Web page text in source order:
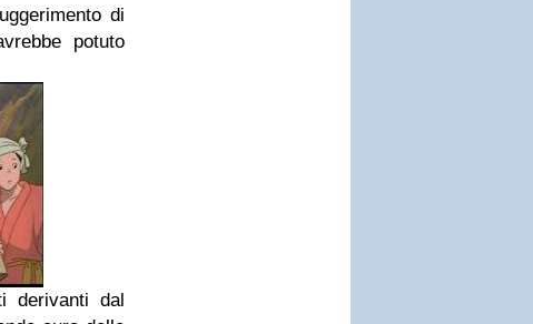
di
potuto
derivanti dal